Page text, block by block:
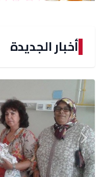
أخبار الجديدة